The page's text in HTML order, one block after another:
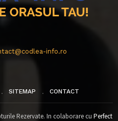
info.ro
SITEMAP CONTACT
Rezervate. In colaborare cu Perfect